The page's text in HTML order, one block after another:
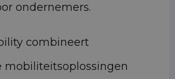
ondernemers.
combineert
mobiliteitsoplossingen